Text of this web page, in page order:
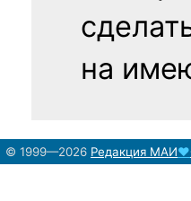
на
© 1999—2026 Редакция МАИ♥